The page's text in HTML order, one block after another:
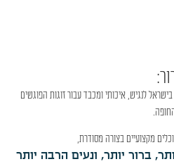
לנגיש, איכותי ומכבד עבור זוגות הפוגשים
מקצועיים בצורה מסודרת,
ברור יותר, ונעים הרבה יותר